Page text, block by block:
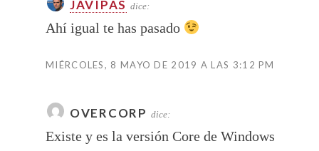
JAVIPAS dice:
Ahí igual te has pasado
MIÉRCOLES, 8 MAYO DE 2019 A LAS 3:12 PM
OVERCORP dice:
Existe y es la versión Core de Windows